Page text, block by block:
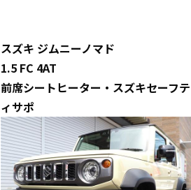
スズキ ジムニーノマド
1.5 FC 4AT
前席シートヒーター・スズキセーフテ
ィサポ